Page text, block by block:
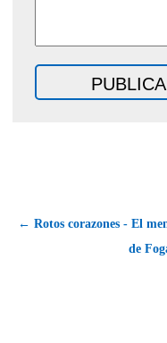
← Rotos corazones - El
de